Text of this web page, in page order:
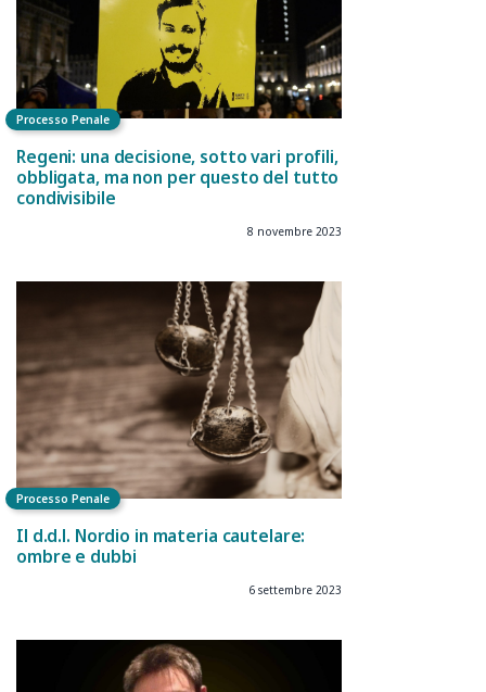
Processo Penale
Regeni: una decisione, sotto vari profili,
obbligata, ma non per questo del tutto
condivisibile
8 novembre 2023
Processo Penale
Il d.d.l. Nordio in materia cautelare:
ombre e dubbi
6 settembre 2023